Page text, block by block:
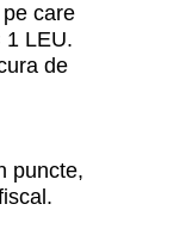
care
1 LEU.
de
puncte,